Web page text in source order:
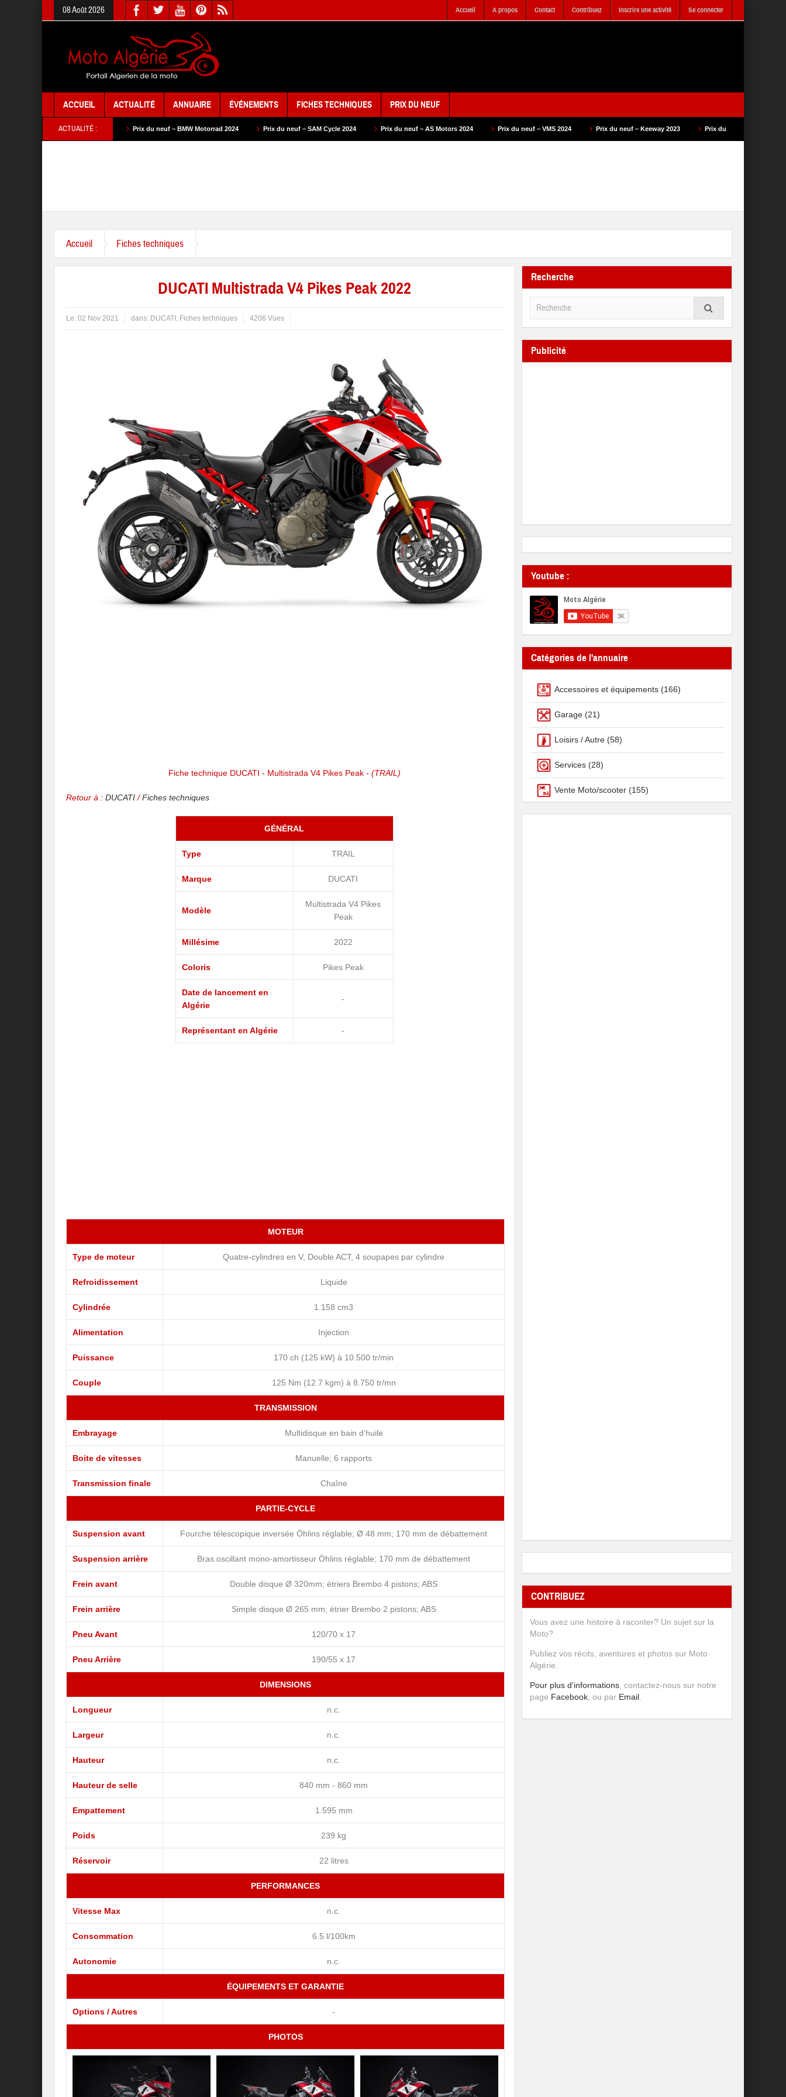
08 Août 2026 Accueil A propos Contact Contribuez Inscrire une activité Se connecter
ACCUEIL ACTUALITÉ ANNUAIRE ÉVÉNEMENTS FICHES TECHNIQUES PRIX DU NEUF
ACTUALITÉ :
Prix du neuf – BMW Motorrad 2024 Prix du neuf – SAM Cycle 2024 Prix du neuf – AS Motors 2024 Prix du neuf – VMS 2024 Prix du neuf – Keeway 2023 Prix du neuf – SAM Cycle 2023
Accueil Fiches techniques
DUCATI Multistrada V4 Pikes Peak 2022
Le: 02 Nov 2021 dans: DUCATI , Fiches techniques 4206 Vues
Fiche technique DUCATI - Multistrada V4 Pikes Peak - (TRAIL)
Retour à : DUCATI/Fiches techniques
GÉNÉRAL
Type TRAIL
Marque DUCATI
Modèle
Multistrada V4 Pikes
Peak
Millésime 2022
Coloris Pikes Peak
Date de lancement en
Algérie
-
Représentant en Algérie -
MOTEUR
Type de moteur Quatre-cylindres en V, Double ACT, 4 soupapes par cylindre
Refroidissement Liquide
Cylindrée 1.158 cm3
Alimentation Injection
Puissance 170 ch (125 kW) à 10.500 tr/min
Couple 125 Nm (12.7 kgm) à 8.750 tr/mn
TRANSMISSION
Embrayage Multidisque en bain d’huile
Boite de vitesses Manuelle; 6 rapports
Transmission finale Chaîne
PARTIE-CYCLE
Suspension avant Fourche télescopique inversée Öhlins réglable; Ø 48 mm; 170 mm de débattement
Suspension arrière Bras oscillant mono-amortisseur Öhlins réglable; 170 mm de débattement
Frein avant Double disque Ø 320mm; étriers Brembo 4 pistons; ABS
Frein arrière Simple disque Ø 265 mm; étrier Brembo 2 pistons; ABS
Pneu Avant 120/70 x 17
Pneu Arrière 190/55 x 17
DIMENSIONS
Longueur n.c.
Largeur n.c.
Hauteur n.c.
Hauteur de selle 840 mm - 860 mm
Empattement 1.595 mm
Poids 239 kg
Réservoir 22 litres
PERFORMANCES
Vitesse Max n.c.
Consommation 6.5 l/100km
Autonomie n.c.
ÉQUIPEMENTS ET GARANTIE
Options / Autres -
PHOTOS
Recherche
Publicité
Youtube :
Catégories de l'annuaire
Accessoires et équipements (166)
Garage (21)
Loisirs / Autre (58)
Services (28)
Vente Moto/scooter (155)
CONTRIBUEZ
Vous avez une histoire à raconter? Un sujet sur la
Moto?
Publiez vos récits, aventures et photos sur Moto
Algérie.
Pour plus d'informations , contactez-nous sur notre
page Facebook , ou par Email